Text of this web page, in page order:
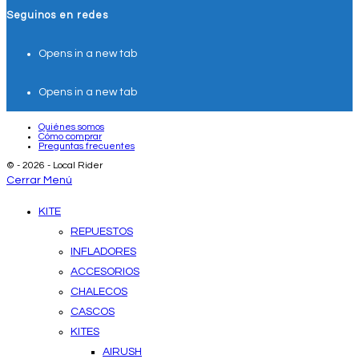
Seguinos en redes
Opens in a new tab
Opens in a new tab
Quiénes somos
Cómo comprar
Preguntas frecuentes
© - 2026 - Local Rider
Cerrar Menú
KITE
REPUESTOS
INFLADORES
ACCESORIOS
CHALECOS
CASCOS
KITES
AIRUSH